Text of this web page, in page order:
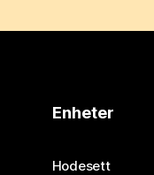
Enheter
Hodesett